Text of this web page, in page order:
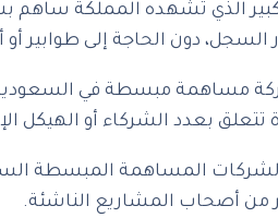
الذي تشهده المملكة
السجل، دون الحاجة إلى طوابير أو
مساهمة مبسطة في السعودية
بعدد الشركاء أو الهيكل
المساهمة المبسطة
من أصحاب المشاريع الناشئة.